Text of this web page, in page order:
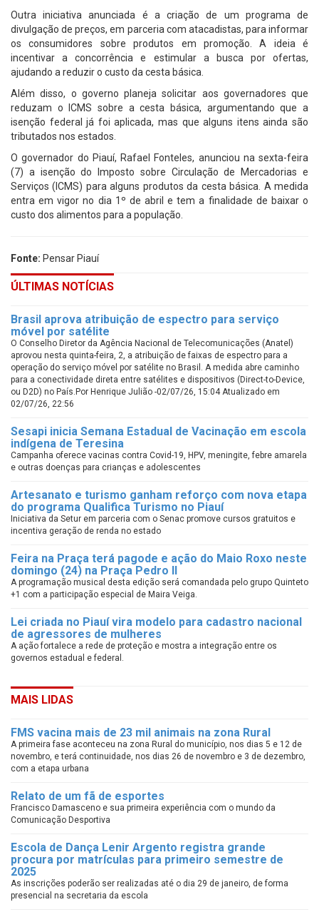
Outra iniciativa anunciada é a criação de um programa de
divulgação de preços, em parceria com atacadistas, para informar
os consumidores sobre produtos em promoção. A ideia é
incentivar a concorrência e estimular a busca por ofertas,
ajudando a reduzir o custo da cesta básica.
Além disso, o governo planeja solicitar aos governadores que
reduzam o ICMS sobre a cesta básica, argumentando que a
isenção federal já foi aplicada, mas que alguns itens ainda são
tributados nos estados.
O governador do Piauí, Rafael Fonteles, anunciou na sexta-feira
(7) a isenção do Imposto sobre Circulação de Mercadorias e
Serviços (ICMS) para alguns produtos da cesta básica. A medida
entra em vigor no dia 1º de abril e tem a finalidade de baixar o
custo dos alimentos para a população.
Fonte: Pensar Piauí
ÚLTIMAS NOTÍCIAS
Brasil aprova atribuição de espectro para serviço
móvel por satélite
O Conselho Diretor da Agência Nacional de Telecomunicações (Anatel)
aprovou nesta quinta-feira, 2, a atribuição de faixas de espectro para a
operação do serviço móvel por satélite no Brasil. A medida abre caminho
para a conectividade direta entre satélites e dispositivos (Direct-to-Device,
ou D2D) no País.Por Henrique Julião -02/07/26, 15:04 Atualizado em
02/07/26, 22:56
Sesapi inicia Semana Estadual de Vacinação em escola
indígena de Teresina
Campanha oferece vacinas contra Covid-19, HPV, meningite, febre amarela
e outras doenças para crianças e adolescentes
Artesanato e turismo ganham reforço com nova etapa
do programa Qualifica Turismo no Piauí
Iniciativa da Setur em parceria com o Senac promove cursos gratuitos e
incentiva geração de renda no estado
Feira na Praça terá pagode e ação do Maio Roxo neste
domingo (24) na Praça Pedro II
A programação musical desta edição será comandada pelo grupo Quinteto
+1 com a participação especial de Maira Veiga.
Lei criada no Piauí vira modelo para cadastro nacional
de agressores de mulheres
A ação fortalece a rede de proteção e mostra a integração entre os
governos estadual e federal.
MAIS LIDAS
FMS vacina mais de 23 mil animais na zona Rural
A primeira fase aconteceu na zona Rural do município, nos dias 5 e 12 de
novembro, e terá continuidade, nos dias 26 de novembro e 3 de dezembro,
com a etapa urbana
Relato de um fã de esportes
Francisco Damasceno e sua primeira experiência com o mundo da
Comunicação Desportiva
Escola de Dança Lenir Argento registra grande
procura por matrículas para primeiro semestre de
2025
As inscrições poderão ser realizadas até o dia 29 de janeiro, de forma
presencial na secretaria da escola